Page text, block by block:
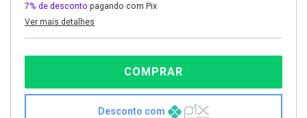
7% de desconto pagando com Pix
Ver mais detalhes
Desconto com